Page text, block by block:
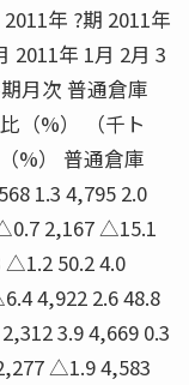
年 ?期 2011年
2011年 1月 2月 3
月次 普通倉庫
（%） （千ト
%） 普通倉庫
1.3 4,795 2.0
2,167 △15.1
50.2 4.0
4,922 2.6 48.8
3.9 4,669 0.3
△1.9 4,583